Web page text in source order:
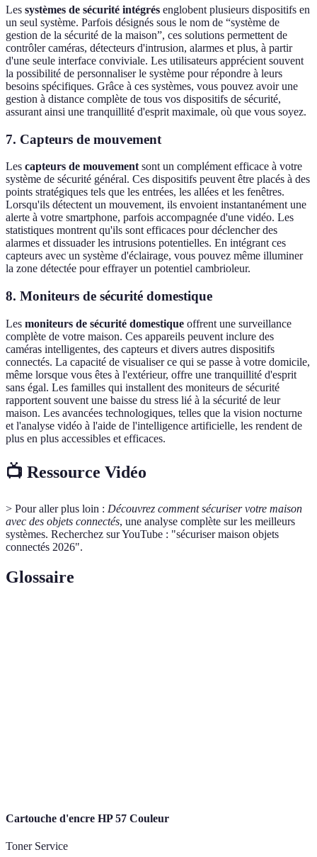
Les systèmes de sécurité intégrés englobent plusieurs dispositifs en
un seul système. Parfois désignés sous le nom de “système de
gestion de la sécurité de la maison”, ces solutions permettent de
contrôler caméras, détecteurs d'intrusion, alarmes et plus, à partir
d'une seule interface conviviale. Les utilisateurs apprécient souvent
la possibilité de personnaliser le système pour répondre à leurs
besoins spécifiques. Grâce à ces systèmes, vous pouvez avoir une
gestion à distance complète de tous vos dispositifs de sécurité,
assurant ainsi une tranquillité d'esprit maximale, où que vous soyez.
7. Capteurs de mouvement
Les capteurs de mouvementsont un complément efficace à votre
système de sécurité général. Ces dispositifs peuvent être placés à des
points stratégiques tels que les entrées, les allées et les fenêtres.
Lorsqu'ils détectent un mouvement, ils envoient instantanément une
alerte à votre smartphone, parfois accompagnée d'une vidéo. Les
statistiques montrent qu'ils sont efficaces pour déclencher des
alarmes et dissuader les intrusions potentielles. En intégrant ces
capteurs avec un système d'éclairage, vous pouvez même illuminer
la zone détectée pour effrayer un potentiel cambrioleur.
8. Moniteurs de sécurité domestique
Les moniteurs de sécurité domestique offrent une surveillance
complète de votre maison. Ces appareils peuvent inclure des
caméras intelligentes, des capteurs et divers autres dispositifs
connectés. La capacité de visualiser ce qui se passe à votre domicile,
même lorsque vous êtes à l'extérieur, offre une tranquillité d'esprit
sans égal. Les familles qui installent des moniteurs de sécurité
rapportent souvent une baisse du stress lié à la sécurité de leur
maison. Les avancées technologiques, telles que la vision nocturne
et l'analyse vidéo à l'aide de l'intelligence artificielle, les rendent de
plus en plus accessibles et efficaces.
📺 Ressource Vidéo
> Pour aller plus loin : Découvrez comment sécuriser votre maison
avec des objets connectés, une analyse complète sur les meilleurs
systèmes. Recherchez sur YouTube : "sécuriser maison objets
connectés 2026".
Glossaire
Cartouche d'encre HP 57 Couleur
Toner Service